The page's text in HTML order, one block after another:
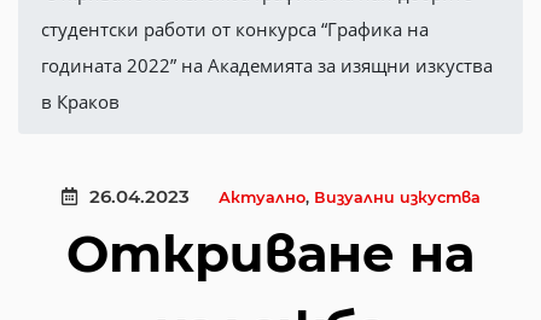
студентски работи от конкурса “Графика на
годината 2022” на Академията за изящни изкуства
в Краков
26.04.2023 Актуално, Визуални изкуства
Откриване на